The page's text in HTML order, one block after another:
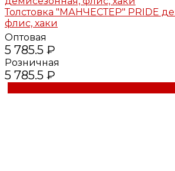
Толстовка "МАНЧЕСТЕР" PRIDE
флис, хаки
Оптовая
5 785.5 ₽
Розничная
5 785.5 ₽